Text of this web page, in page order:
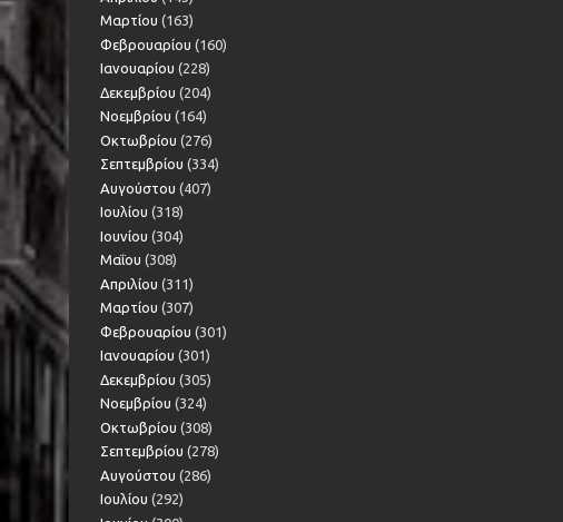
Μαρτίου (163)
Φεβρουαρίου (160)
Ιανουαρίου (228)
Δεκεμβρίου (204)
Νοεμβρίου (164)
Οκτωβρίου (276)
Σεπτεμβρίου (334)
Αυγούστου (407)
Ιουλίου (318)
Ιουνίου (304)
Μαΐου (308)
Απριλίου (311)
Μαρτίου (307)
Φεβρουαρίου (301)
Ιανουαρίου (301)
Δεκεμβρίου (305)
Νοεμβρίου (324)
Οκτωβρίου (308)
Σεπτεμβρίου (278)
Αυγούστου (286)
Ιουλίου (292)